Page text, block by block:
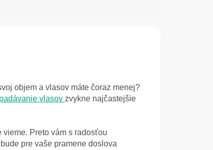
objem a vlasov máte čoraz menej?
vlasov zvykne najčastejšie
vieme. Preto vám s radosťou
pre vaše pramene doslova